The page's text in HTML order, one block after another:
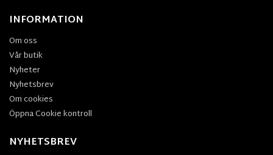
INFORMATION
Om oss
Vår butik
Nyheter
Nyhetsbrev
Om cookies
Öppna Cookie kontroll
NYHETSBREV